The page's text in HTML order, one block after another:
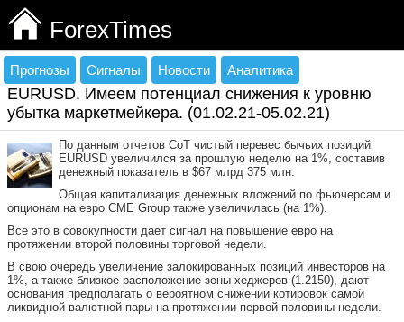
ForexTimes
Прогнозы Сигналы Новости Аналитика
EURUSD. Имеем потенциал снижения к уровню
убытка маркетмейкера. (01.02.21-05.02.21)
По данным отчетов CoT чистый перевес бычьих позиций
EURUSD увеличился за прошлую неделю на 1%, составив
денежный показатель в $67 млрд 375 млн.
Общая капитализация денежных вложений по фьючерсам и
опционам на евро CME Group также увеличилась (на 1%).
Все это в совокупности дает сигнал на повышение евро на
протяжении второй половины торговой недели.
В свою очередь увеличение залокированных позиций инвесторов на
1%, а также близкое расположение зоны хеджеров (1.2150), дают
основания предполагать о вероятном снижении котировок самой
ликвидной валютной пары на протяжении первой половины недели.